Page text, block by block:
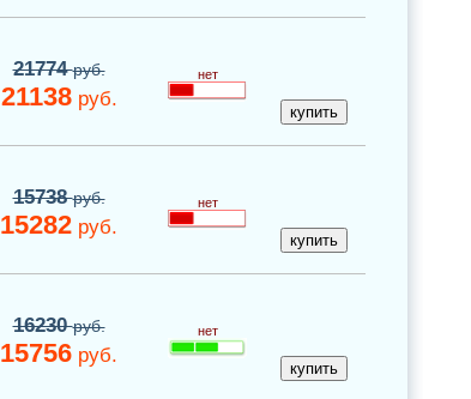
21774руб.
21138руб.
нет
15738руб.
15282 руб.
нет
16230руб.
15756 руб.
нет